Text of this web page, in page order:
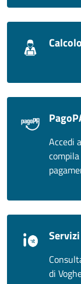
Accedi
di